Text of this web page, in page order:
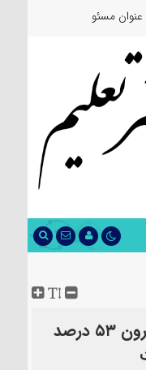
مسئول جدید
سود خالص پتروشیمی مارون ۵۳ درصد